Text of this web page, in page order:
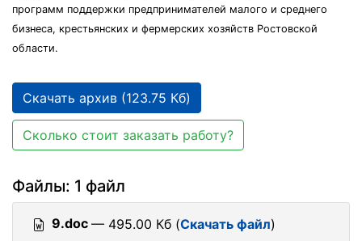
программ поддержки предпринимателей малого и среднего
бизнеса, крестьянских и фермерских хозяйств Ростовской
области.
Скачать архив (123.75 Кб)
Сколько стоит заказать работу?
Файлы: 1 файл
9.doc — 495.00 Кб (Скачать файл)